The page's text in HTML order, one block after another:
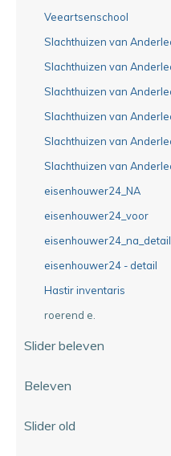
Veeartsenschool
Slachthuizen van
Slachthuizen van
Slachthuizen van
Slachthuizen van
Slachthuizen van
Slachthuizen van
eisenhouwer24_NA
eisenhouwer24_voor
eisenhouwer24_na_detail
eisenhouwer24 - detail
Hastir inventaris
roerend e.
Slider beleven
Beleven
Slider old